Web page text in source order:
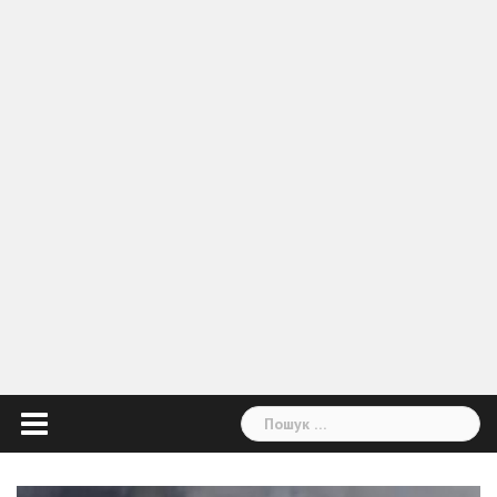
Пошук: